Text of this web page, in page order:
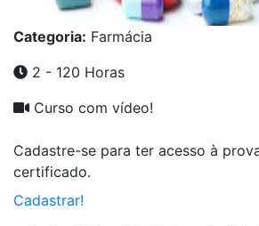
Categoria: Farmácia
2 - 120 Horas
Curso com vídeo!
Cadastre-se para ter acesso à
certificado.
Cadastrar!